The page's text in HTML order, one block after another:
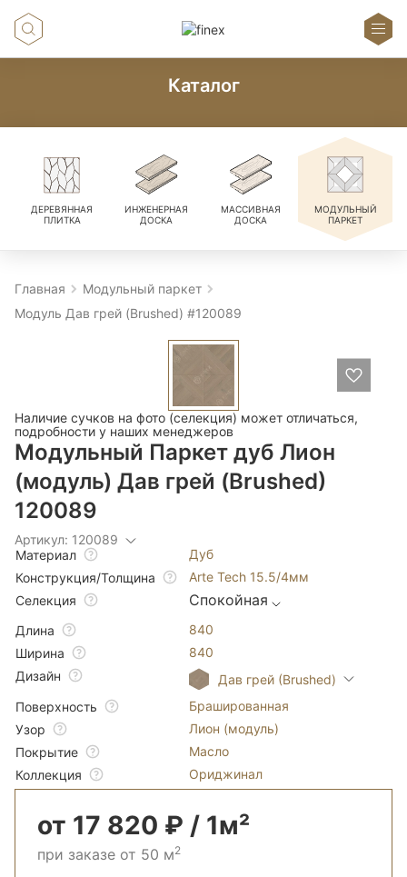
Каталог
ДЕРЕВЯННАЯ
ПЛИТКА
ИНЖЕНЕРНАЯ
ДОСКА
МАССИВНАЯ
ДОСКА
МОДУЛЬНЫЙ
ПАРКЕТ
Главная
Модульный паркет
Модуль Дав грей (Brushed) #120089
Наличие сучков на фото (селекция) может отличаться,
подробности у наших менеджеров
Модульный Паркет дуб Лион
(модуль) Дав грей (Brushed)
120089
Артикул: 120089
Материал
Дуб
Конструкция/Толщина
Arte Tech 15.5/4мм
Селекция
Спокойная
Длина
840
Ширина
840
Дизайн
Дав грей (Brushed)
Поверхность
Брашированная
Узор
Лион (модуль)
Покрытие
Масло
Коллекция
Ориджинал
от 17 820 ₽ / 1м²
при заказе от 50 м2